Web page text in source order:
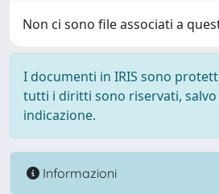
Non ci sono file associati a
I documenti in IRIS sono
tutti i diritti sono riservati, salvo
indicazione.
Informazioni